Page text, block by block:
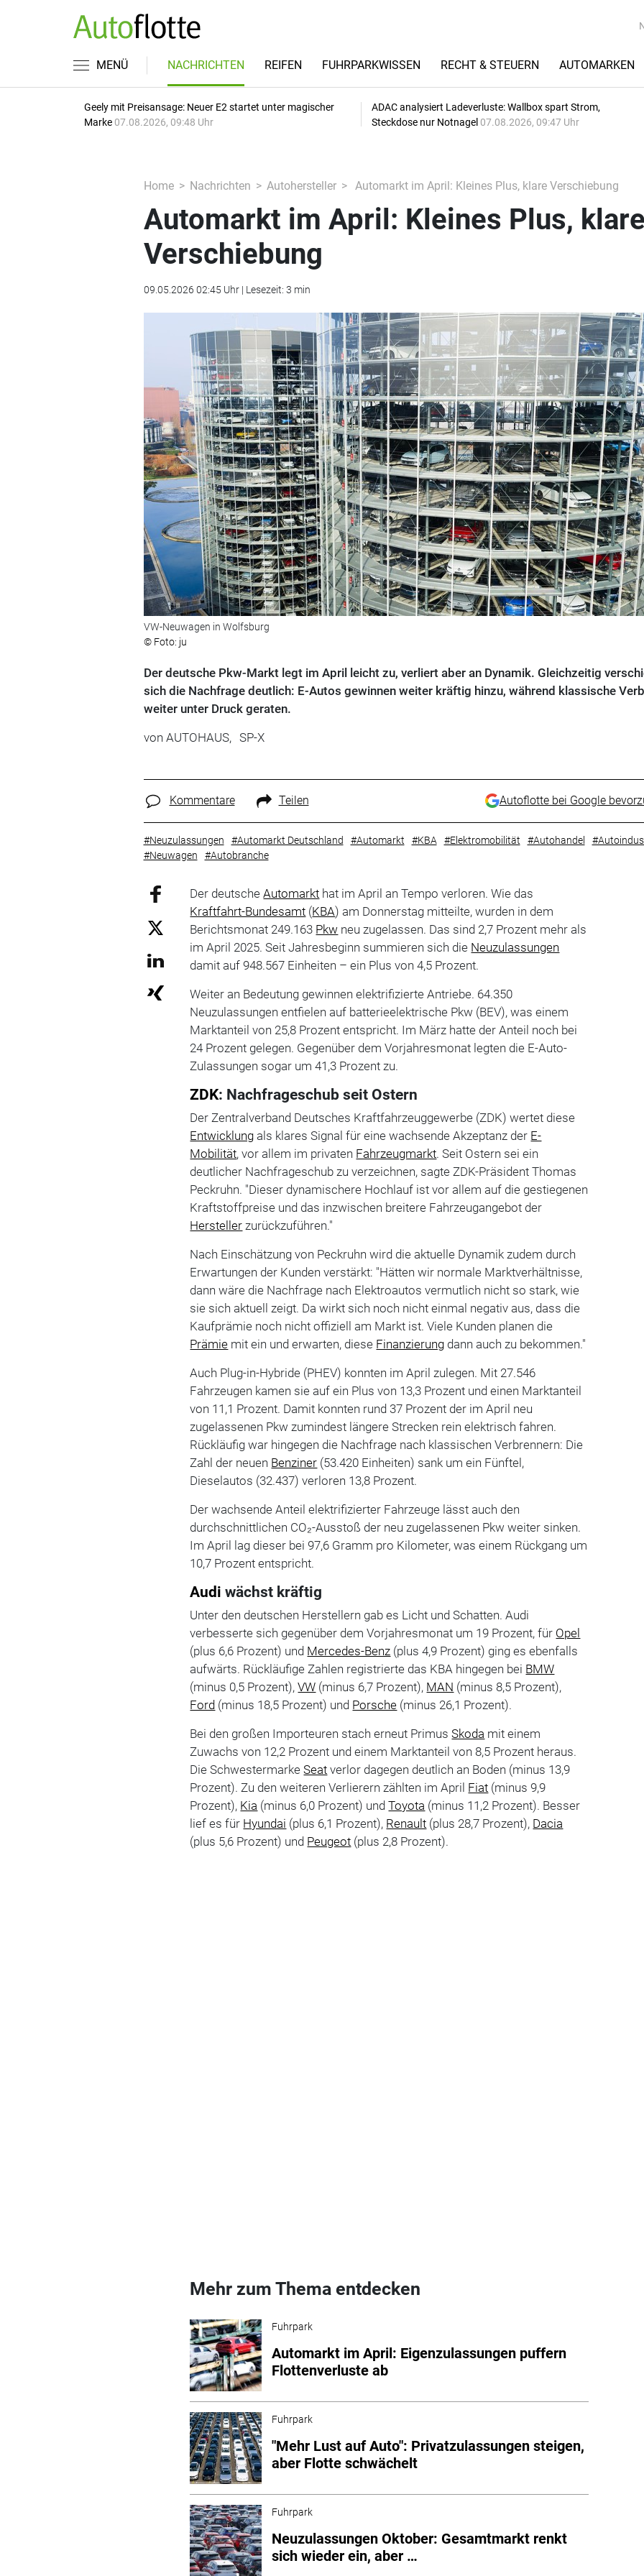
MENÜ NACHRICHTEN REIFEN FUHRPARKWISSEN RECHT & STEUERN AUTOMARKEN
Geely mit Preisansage: Neuer E2 startet unter magischer
Marke 07.08.2026, 09:48 Uhr
ADAC analysiert Ladeverluste: Wallbox spart Strom,
Steckdose nur Notnagel 07.08.2026, 09:47 Uhr
Home Nachrichten Autohersteller Automarkt im April: Kleines Plus, klare Verschiebung
Automarkt im April: Kleines Plus, klare
Verschiebung
09.05.2026 02:45 Uhr | Lesezeit: 3 min
VW-Neuwagen in Wolfsburg
© Foto: ju
Der deutsche Pkw-Markt legt im April leicht zu, verliert aber an Dynamik. Gleichzeitig
sich die Nachfrage deutlich: E-Autos gewinnen weiter kräftig hinzu, während klassische
weiter unter Druck geraten.
von AUTOHAUS, SP-X
Kommentare Teilen Autoflotte bei Google
#Neuzulassungen #Automarkt Deutschland #Automarkt #KBA #Elektromobilität #Autohandel
#Neuwagen
#Autobranche
Der deutscheAutomarkt hat im April an Tempo verloren. Wie das
Kraftfahrt-Bundesamt (KBA) am Donnerstag mitteilte, wurden in dem
Berichtsmonat 249.163 Pkw neu zugelassen. Das sind 2,7 Prozent mehr als
im April 2025. Seit Jahresbeginn summieren sich die Neuzulassungen
damit auf 948.567 Einheiten – ein Plus von 4,5 Prozent.
Weiter an Bedeutung gewinnen elektrifizierte Antriebe. 64.350
Neuzulassungen entfielen auf batterieelektrische Pkw (BEV), was einem
Marktanteil von 25,8 Prozent entspricht. Im März hatte der Anteil noch bei
24 Prozent gelegen. Gegenüber dem Vorjahresmonat legten die E-Auto-
Zulassungen sogar um 41,3 Prozent zu.
ZDK: Nachfrageschub seit Ostern
Der Zentralverband Deutsches Kraftfahrzeuggewerbe (ZDK) wertet diese
Entwicklung als klares Signal für eine wachsende Akzeptanz der E-
Mobilität, vor allem im privaten Fahrzeugmarkt. Seit Ostern sei ein
deutlicher Nachfrageschub zu verzeichnen, sagte ZDK-Präsident Thomas
Peckruhn. "Dieser dynamischere Hochlauf ist vor allem auf die gestiegenen
Kraftstoffpreise und das inzwischen breitere Fahrzeugangebot der
Hersteller zurückzuführen."
Nach Einschätzung von Peckruhn wird die aktuelle Dynamik zudem durch
Erwartungen der Kunden verstärkt: "Hätten wir normale Marktverhältnisse,
dann wäre die Nachfrage nach Elektroautos vermutlich nicht so stark, wie
sie sich aktuell zeigt. Da wirkt sich noch nicht einmal negativ aus, dass die
Kaufprämie noch nicht offiziell am Markt ist. Viele Kunden planen die
Prämie mit ein und erwarten, diese Finanzierung dann auch zu bekommen."
Auch Plug-in-Hybride (PHEV) konnten im April zulegen. Mit 27.546
Fahrzeugen kamen sie auf ein Plus von 13,3 Prozent und einen Marktanteil
von 11,1 Prozent. Damit konnten rund 37 Prozent der im April neu
zugelassenen Pkw zumindest längere Strecken rein elektrisch fahren.
Rückläufig war hingegen die Nachfrage nach klassischen Verbrennern: Die
Zahl der neuen Benziner (53.420 Einheiten) sank um ein Fünftel,
Dieselautos (32.437) verloren 13,8 Prozent.
Der wachsende Anteil elektrifizierter Fahrzeuge lässt auch den
durchschnittlichen CO₂-Ausstoß der neu zugelassenen Pkw weiter sinken.
Im April lag dieser bei 97,6 Gramm pro Kilometer, was einem Rückgang um
10,7 Prozent entspricht.
Audi wächst kräftig
Unter den deutschen Herstellern gab es Licht und Schatten. Audi
verbesserte sich gegenüber dem Vorjahresmonat um 19 Prozent, für Opel
(plus 6,6 Prozent) und Mercedes-Benz (plus 4,9 Prozent) ging es ebenfalls
aufwärts. Rückläufige Zahlen registrierte das KBA hingegen bei BMW
(minus 0,5 Prozent),VW (minus 6,7 Prozent), MAN (minus 8,5 Prozent),
Ford (minus 18,5 Prozent) und Porsche (minus 26,1 Prozent).
Bei den großen Importeuren stach erneut PrimusSkoda mit einem
Zuwachs von 12,2 Prozent und einem Marktanteil von 8,5 Prozent heraus.
Die SchwestermarkeSeat verlor dagegen deutlich an Boden (minus 13,9
Prozent). Zu den weiteren Verlierern zählten im April Fiat (minus 9,9
Prozent), Kia (minus 6,0 Prozent) undToyota (minus 11,2 Prozent). Besser
lief es für Hyundai (plus 6,1 Prozent), Renault (plus 28,7 Prozent), Dacia
(plus 5,6 Prozent) und Peugeot (plus 2,8 Prozent).
Mehr zum Thema entdecken
Fuhrpark
Automarkt im April: Eigenzulassungen puffern
Flottenverluste ab
Fuhrpark
"Mehr Lust auf Auto": Privatzulassungen steigen,
aber Flotte schwächelt
Fuhrpark
Neuzulassungen Oktober: Gesamtmarkt renkt
sich wieder ein, aber …